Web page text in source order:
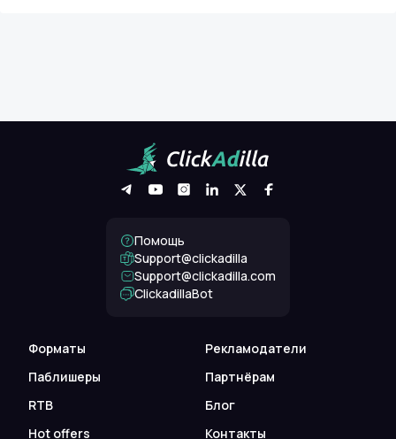
Форматы
Рекламодатели
Паблишеры
Партнёрам
RTB
Блог
Hot offers
Контакты
Помощь
Support@clickadilla
support@clickadilla.com
ClickadillaBot